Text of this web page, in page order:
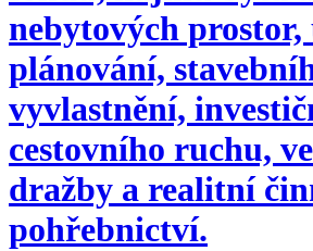
nebytových prostor,
plánování,
vyvlastnění,
cestovního ruchu,
dražby a realitní
pohřebnictví.